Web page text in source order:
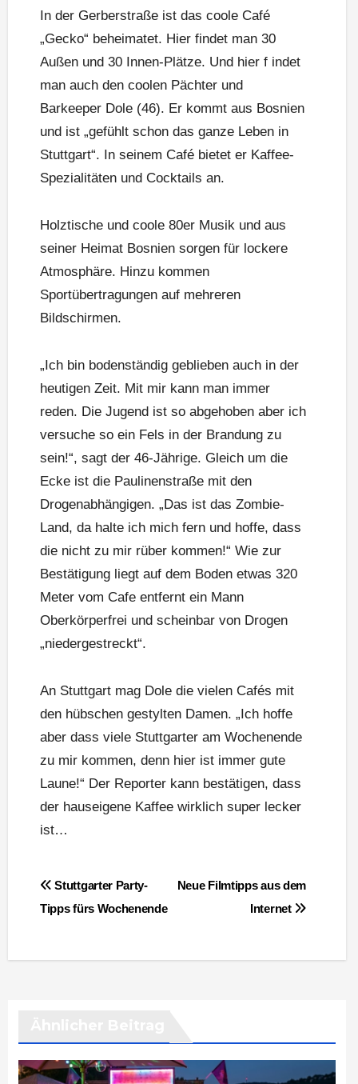
In der Gerberstraße ist das coole Café
„Gecko“ beheimatet. Hier findet man 30
Außen und 30 Innen-Plätze. Und hier f indet
man auch den coolen Pächter und
Barkeeper Dole (46). Er kommt aus Bosnien
und ist „gefühlt schon das ganze Leben in
Stuttgart“. In seinem Café bietet er Kaffee-
Spezialitäten und Cocktails an.
Holztische und coole 80er Musik und aus
seiner Heimat Bosnien sorgen für lockere
Atmosphäre. Hinzu kommen
Sportübertragungen auf mehreren
Bildschirmen.
„Ich bin bodenständig geblieben auch in der
heutigen Zeit. Mit mir kann man immer
reden. Die Jugend ist so abgehoben aber ich
versuche so ein Fels in der Brandung zu
sein!“, sagt der 46-Jährige. Gleich um die
Ecke ist die Paulinenstraße mit den
Drogenabhängigen. „Das ist das Zombie-
Land, da halte ich mich fern und hoffe, dass
die nicht zu mir rüber kommen!“ Wie zur
Bestätigung liegt auf dem Boden etwas 320
Meter vom Cafe entfernt ein Mann
Oberkörperfrei und scheinbar von Drogen
„niedergestreckt“.
An Stuttgart mag Dole die vielen Cafés mit
den hübschen gestylten Damen. „Ich hoffe
aber dass viele Stuttgarter am Wochenende
zu mir kommen, denn hier ist immer gute
Laune!“ Der Reporter kann bestätigen, dass
der hauseigene Kaffee wirklich super lecker
ist…
BeitragsnavigationNeue Filmtipps aus dem
Internet
Stuttgarter Party-
Tipps fürs Wochenende